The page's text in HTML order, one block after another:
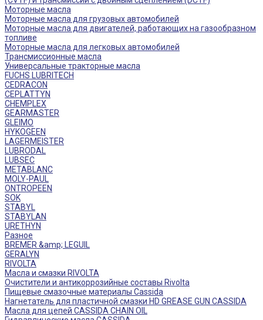
Моторные масла
Моторные масла для грузовых автомобилей
Моторные масла для двигателей, работающих на газообразном
топливе
Моторные масла для легковых автомобилей
Трансмиссионные масла
Универсальные тракторные масла
FUCHS LUBRITECH
CEDRACON
CEPLATTYN
CHEMPLEX
GEARMASTER
GLEIMO
HYKOGEEN
LAGERMEISTER
LUBRODAL
LUBSEC
METABLANC
MOLY-PAUL
ONTROPEEN
SOK
STABYL
STABYLAN
URETHYN
Разное
BREMER &amp; LEGUIL
GERALYN
RIVOLTA
Масла и смазки RIVOLTA
Очистители и антикоррозийные составы Rivolta
Пищевые смазочные материалы Cassida
Нагнетатель для пластичной смазки HD GREASE GUN CASSIDA
Масла для цепей CASSIDA CHAIN OIL